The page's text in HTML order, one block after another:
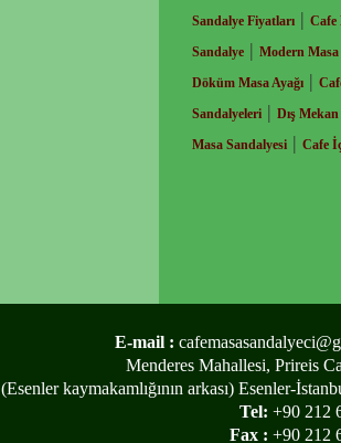
Sandalye Fiyatları | Cafe
Sandalye | Modern Masa
Döküm Masa Ayağı |
Sandalyeleri | Dış
Masa Sandalyesi | Cafe
E-mail :
Menderes Mahallesi, Prireis
(Esenler kaymakamlığının arkası) Esenler-
Tel: +90 212
Fax : +90 212